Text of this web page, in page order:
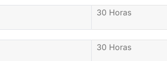
30 Horas
30 Horas